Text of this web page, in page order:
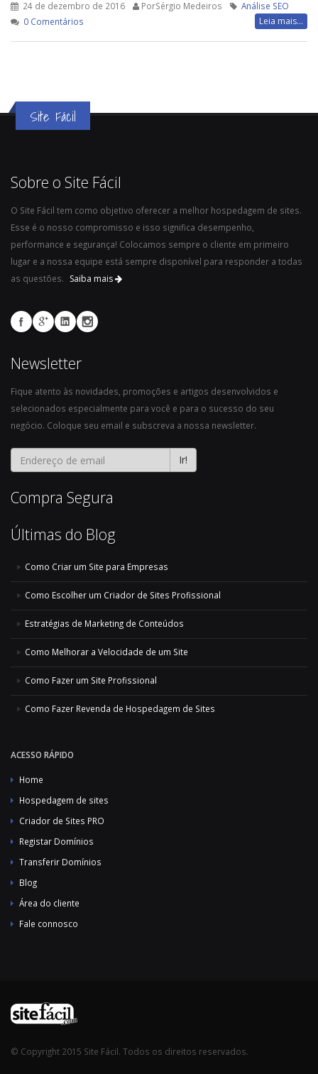
24 de dezembro de 2016 PorSérgio Medeiros
Análise SEO
0 Comentários
Leia mais...
Site Fácil
Sobre o Site Fácil
O Site Fácil tem como objetivo oferecer a melhor hospedagem de sites.
Esse é o nosso compromisso e isso significa desempenho,
performance e segurança! Colocamos sempre o cliente em primeiro
lugar e a nossa equipe está sempre disponível para responder a todas
as questões.
Saiba mais
Newsletter
Fique atento às novidades, promoções e artigos desenvolvidos e
selecionados especialmente para você e para o sucesso do seu
negócio. Coloque seu email e subscreva a nossa newsletter.
Ir!
Compra Segura
Últimas do Blog
Como Criar um Site para Empresas
Como Escolher um Criador de Sites Profissional
Estratégias de Marketing de Conteúdos
Como Melhorar a Velocidade de um Site
Como Fazer um Site Profissional
Como Fazer Revenda de Hospedagem de Sites
ACESSO RÁPIDO
Home
Hospedagem de sites
Criador de Sites PRO
Registar Domínios
Transferir Domínios
Blog
Área do cliente
Fale connosco
© Copyright 2015 Site Fácil. Todos os direitos reservados.